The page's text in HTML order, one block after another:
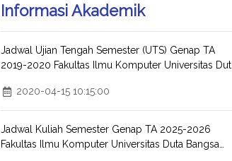
Informasi Akademik
Jadwal Ujian Tengah Semester (UTS) Genap TA
2019-2020 Fakultas Ilmu Komputer Universitas Duta
2020-04-15 10:15:00
Jadwal Kuliah Semester Genap TA 2025-2026
Fakultas Ilmu Komputer Universitas Duta Bangsa